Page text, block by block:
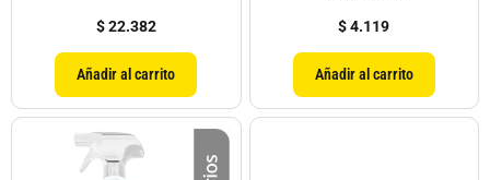
$22.382
Añadir al carrito
$4.119
Añadir al carrito